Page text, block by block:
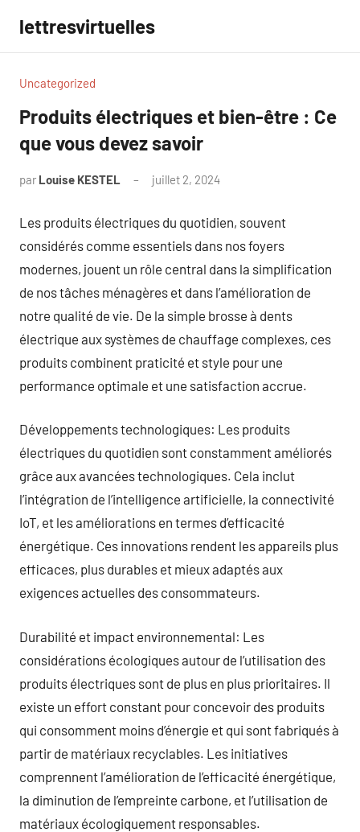
contenu
lettresvirtuelles
Uncategorized
Produits électriques et bien-être : Ce
que vous devez savoir
par Louise KESTEL juillet 2, 2024
Les produits électriques du quotidien, souvent
considérés comme essentiels dans nos foyers
modernes, jouent un rôle central dans la simplification
de nos tâches ménagères et dans l’amélioration de
notre qualité de vie. De la simple brosse à dents
électrique aux systèmes de chauffage complexes, ces
produits combinent praticité et style pour une
performance optimale et une satisfaction accrue.
Développements technologiques: Les produits
électriques du quotidien sont constamment améliorés
grâce aux avancées technologiques. Cela inclut
l’intégration de l’intelligence artificielle, la connectivité
IoT, et les améliorations en termes d’efficacité
énergétique. Ces innovations rendent les appareils plus
efficaces, plus durables et mieux adaptés aux
exigences actuelles des consommateurs.
Durabilité et impact environnemental: Les
considérations écologiques autour de l’utilisation des
produits électriques sont de plus en plus prioritaires. Il
existe un effort constant pour concevoir des produits
qui consomment moins d’énergie et qui sont fabriqués à
partir de matériaux recyclables. Les initiatives
comprennent l’amélioration de l’efficacité énergétique,
la diminution de l’empreinte carbone, et l’utilisation de
matériaux écologiquement responsables.